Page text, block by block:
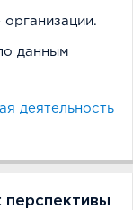
данным
деятельность